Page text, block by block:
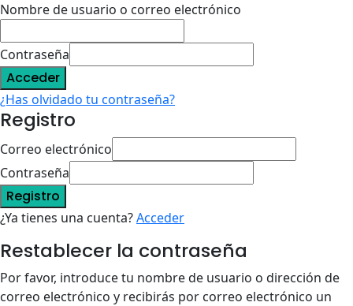
Nombre de usuario o correo electrónico
Contraseña
Acceder
¿Has olvidado tu contraseña?
Registro
Correo electrónico
Contraseña
Registro
¿Ya tienes una cuenta?Acceder
Restablecer la contraseña
Por favor, introduce tu nombre de usuario o dirección de
correo electrónico y recibirás por correo electrónico un